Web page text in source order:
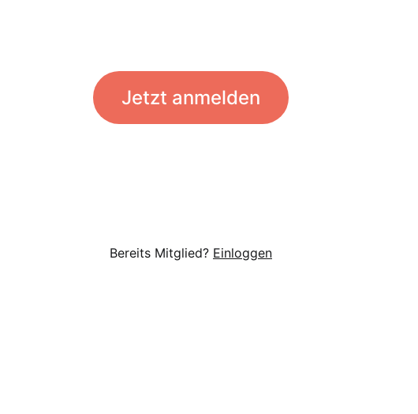
Jetzt anmelden
Bereits Mitglied? Einloggen